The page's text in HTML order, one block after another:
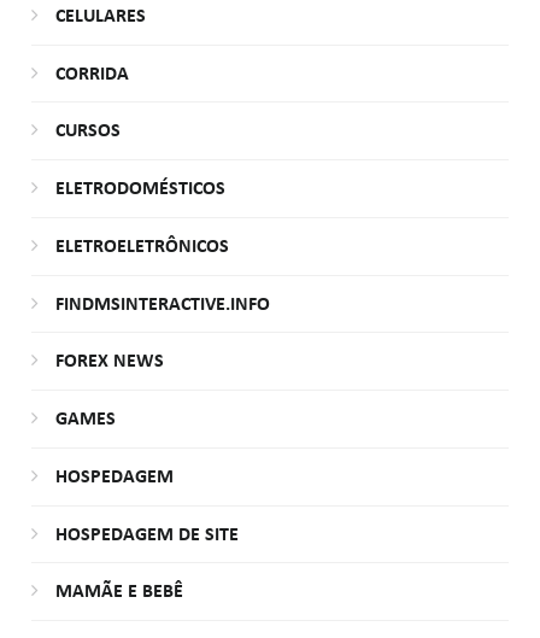
CELULARES
CORRIDA
CURSOS
ELETRODOMÉSTICOS
ELETROELETRÔNICOS
FINDMSINTERACTIVE.INFO
FOREX NEWS
GAMES
HOSPEDAGEM
HOSPEDAGEM DE SITE
MAMÃE E BEBÊ